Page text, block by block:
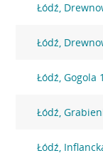
Łódź,
Łódź,
Łódź, Gogola
Łódź,
Łódź,